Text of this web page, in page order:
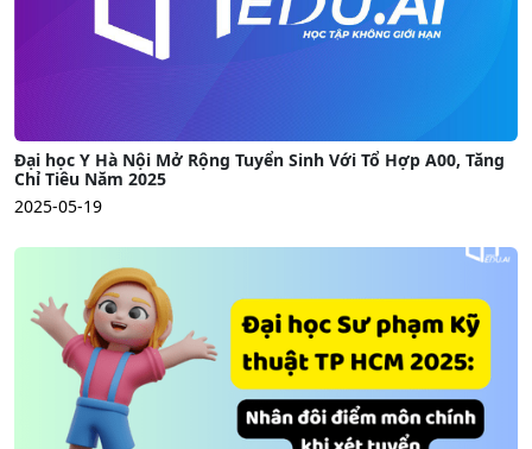
Đại học Y Hà Nội Mở Rộng Tuyển Sinh Với Tổ Hợp A00, Tăng
Chỉ Tiêu Năm 2025
2025-05-19